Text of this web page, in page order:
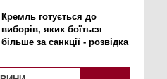
Кремль готується до
виборів, яких боїться
більше за санкції - розвідка